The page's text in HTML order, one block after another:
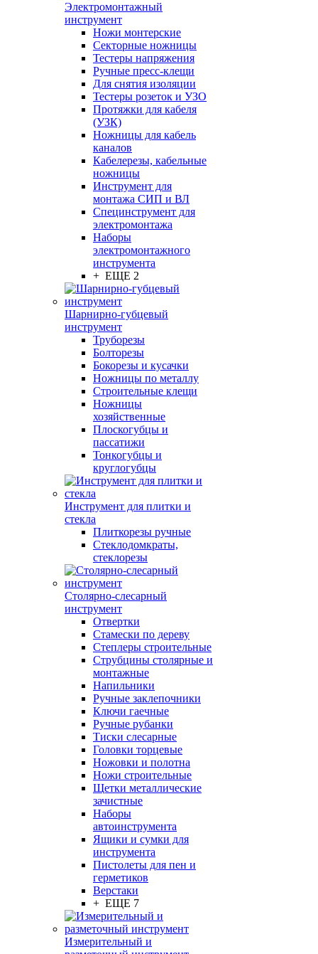
Электромонтажный
инструмент
Ножи монтерские
Секторные ножницы
Тестеры напряжения
Ручные пресс-клещи
Для снятия изоляции
Тестеры розеток и УЗО
Протяжки для кабеля
(УЗК)
Ножницы для кабель
каналов
Кабелерезы, кабельные
ножницы
Инструмент для
монтажа СИП и ВЛ
Специнструмент для
электромонтажа
Наборы
электромонтажного
инструмента
+ ЕЩЕ 2
Шарнирно-губцевый
инструмент
Труборезы
Болторезы
Бокорезы и кусачки
Ножницы по металлу
Строительные клещи
Ножницы
хозяйственные
Плоскогубцы и
пассатижи
Тонкогубцы и
круглогубцы
Инструмент для плитки и
стекла
Плиткорезы ручные
Стеклодомкраты,
стеклорезы
Столярно-слесарный
инструмент
Отвертки
Стамески по дереву
Степлеры строительные
Струбцины столярные и
монтажные
Напильники
Ручные заклепочники
Ключи гаечные
Ручные рубанки
Тиски слесарные
Головки торцевые
Ножовки и полотна
Ножи строительные
Щетки металлические
зачистные
Наборы
автоинструмента
Ящики и сумки для
инструмента
Пистолеты для пен и
герметиков
Верстаки
+ ЕЩЕ 7
Измерительный и